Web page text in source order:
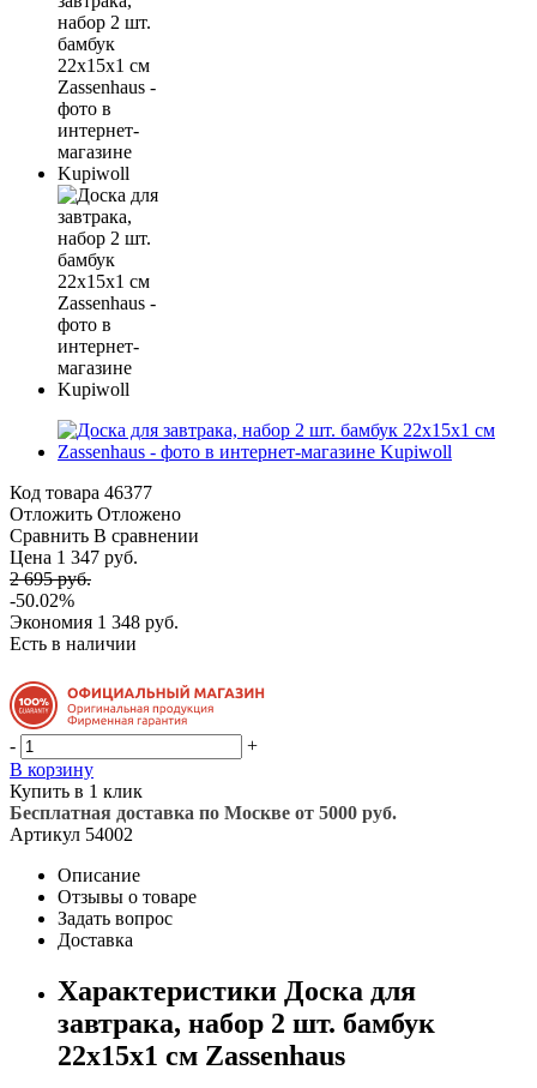
Код товара 46377
Отложить Отложено
Сравнить В сравнении
Цена 1 347 руб.
2 695 руб.
-50.02%
Экономия 1 348 руб.
Есть в наличии
-
+
В корзину
Купить в 1 клик
Бесплатная доставка по Москве от 5000 руб.
Артикул 54002
Описание
Отзывы о товаре
Задать вопрос
Доставка
Характеристики Доска для
завтрака, набор 2 шт. бамбук
22х15х1 см Zassenhaus